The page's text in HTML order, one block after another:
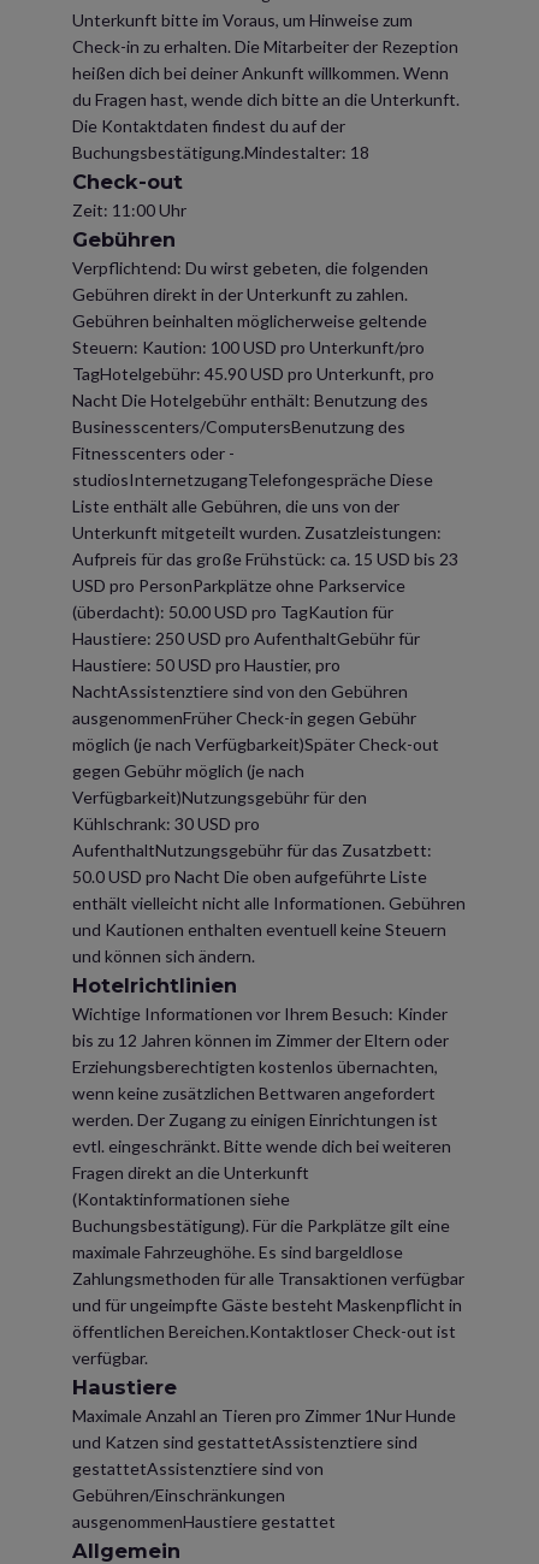
Unterkunft bitte im Voraus, um Hinweise zum
Check-in zu erhalten. Die Mitarbeiter der Rezeption
heißen dich bei deiner Ankunft willkommen. Wenn
du Fragen hast, wende dich bitte an die Unterkunft.
Die Kontaktdaten findest du auf der
Buchungsbestätigung.Mindestalter: 18
Check-out
Zeit: 11:00 Uhr
Gebühren
Verpflichtend: Du wirst gebeten, die folgenden
Gebühren direkt in der Unterkunft zu zahlen.
Gebühren beinhalten möglicherweise geltende
Steuern: Kaution: 100 USD pro Unterkunft/pro
TagHotelgebühr: 45.90 USD pro Unterkunft, pro
Nacht Die Hotelgebühr enthält: Benutzung des
Businesscenters/ComputersBenutzung des
Fitnesscenters oder -
studiosInternetzugangTelefongespräche Diese
Liste enthält alle Gebühren, die uns von der
Unterkunft mitgeteilt wurden. Zusatzleistungen:
Aufpreis für das große Frühstück: ca. 15 USD bis 23
USD pro PersonParkplätze ohne Parkservice
(überdacht): 50.00 USD pro TagKaution für
Haustiere: 250 USD pro AufenthaltGebühr für
Haustiere: 50 USD pro Haustier, pro
NachtAssistenztiere sind von den Gebühren
ausgenommenFrüher Check-in gegen Gebühr
möglich (je nach Verfügbarkeit)Später Check-out
gegen Gebühr möglich (je nach
Verfügbarkeit)Nutzungsgebühr für den
Kühlschrank: 30 USD pro
AufenthaltNutzungsgebühr für das Zusatzbett:
50.0 USD pro Nacht Die oben aufgeführte Liste
enthält vielleicht nicht alle Informationen. Gebühren
und Kautionen enthalten eventuell keine Steuern
und können sich ändern.
Hotelrichtlinien
Wichtige Informationen vor Ihrem Besuch: Kinder
bis zu 12 Jahren können im Zimmer der Eltern oder
Erziehungsberechtigten kostenlos übernachten,
wenn keine zusätzlichen Bettwaren angefordert
werden. Der Zugang zu einigen Einrichtungen ist
evtl. eingeschränkt. Bitte wende dich bei weiteren
Fragen direkt an die Unterkunft
(Kontaktinformationen siehe
Buchungsbestätigung). Für die Parkplätze gilt eine
maximale Fahrzeughöhe. Es sind bargeldlose
Zahlungsmethoden für alle Transaktionen verfügbar
und für ungeimpfte Gäste besteht Maskenpflicht in
öffentlichen Bereichen.Kontaktloser Check-out ist
verfügbar.
Haustiere
Maximale Anzahl an Tieren pro Zimmer 1Nur Hunde
und Katzen sind gestattetAssistenztiere sind
gestattetAssistenztiere sind von
Gebühren/Einschränkungen
ausgenommenHaustiere gestattet
Allgemein